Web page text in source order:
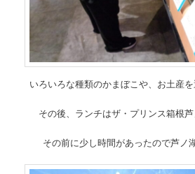
いろいろな種類のかまぼこや、お土産を
その後、ランチはザ・プリンス箱根
その前に少し時間があったので芦ノ